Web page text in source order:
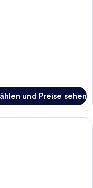
und Preise sehen
Zimmer | Zimmersafe,